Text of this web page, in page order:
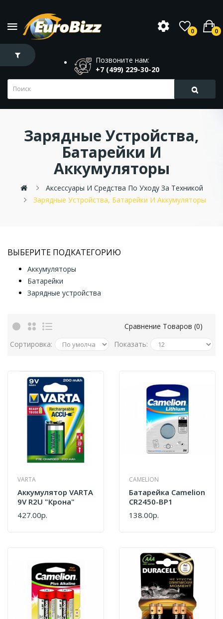
0 0
Позвоните нам:
+7 (499) 229-30-20
Зарядные Устройства,
Батарейки И
Аккумуляторы
Аксессуары И Средства По Уходу За Техникой
Зарядные Устройства, Батарейки И Аккумуляторы
ВЫБЕРИТЕ ПОДКАТЕГОРИЮ
Аккумуляторы
Батарейки
Зарядные устройства
Сравнение Товаров (0)
Сортировка:
Показать:
VARTA
Аккумулятор VARTA
9V R2U "Крона"
427.00р.
CAMELION
Батарейка Camelion
CR2450-BP1
138.00р.